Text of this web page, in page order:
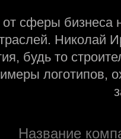
сферы бизнеса
Николай
будь то
логотипов,